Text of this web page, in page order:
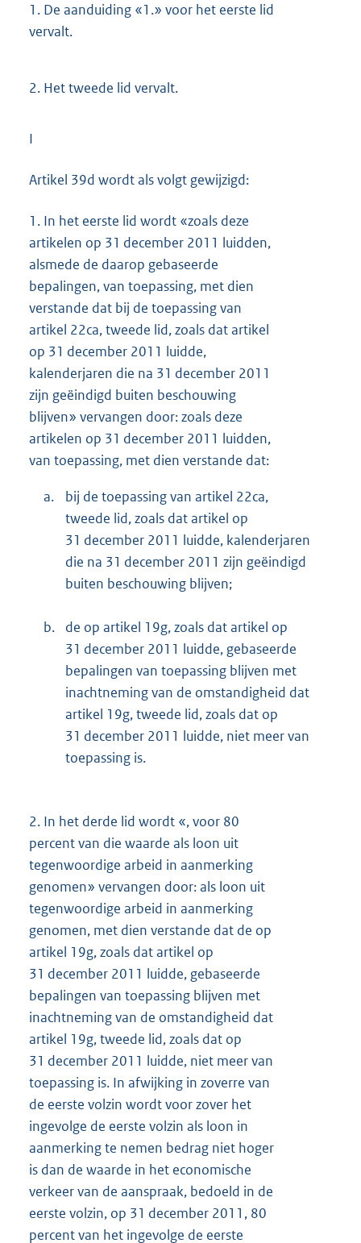
1. De aanduiding «1.» voor het eerste lid
vervalt.
2. Het tweede lid vervalt.
I
Artikel 39d wordt als volgt gewijzigd:
1. In het eerste lid wordt «zoals deze
artikelen op 31 december 2011 luidden,
alsmede de daarop gebaseerde
bepalingen, van toepassing, met dien
verstande dat bij de toepassing van
artikel 22ca, tweede lid, zoals dat artikel
op 31 december 2011 luidde,
kalenderjaren die na 31 december 2011
zijn geëindigd buiten beschouwing
blijven» vervangen door: zoals deze
artikelen op 31 december 2011 luidden,
van toepassing, met dien verstande dat:
a.
bij de toepassing van artikel 22ca,
tweede lid, zoals dat artikel op
31 december 2011 luidde, kalenderjaren
die na 31 december 2011 zijn geëindigd
buiten beschouwing blijven;
b.
de op artikel 19g, zoals dat artikel op
31 december 2011 luidde, gebaseerde
bepalingen van toepassing blijven met
inachtneming van de omstandigheid dat
artikel 19g, tweede lid, zoals dat op
31 december 2011 luidde, niet meer van
toepassing is.
2. In het derde lid wordt «, voor 80
percent van die waarde als loon uit
tegenwoordige arbeid in aanmerking
genomen» vervangen door: als loon uit
tegenwoordige arbeid in aanmerking
genomen, met dien verstande dat de op
artikel 19g, zoals dat artikel op
31 december 2011 luidde, gebaseerde
bepalingen van toepassing blijven met
inachtneming van de omstandigheid dat
artikel 19g, tweede lid, zoals dat op
31 december 2011 luidde, niet meer van
toepassing is. In afwijking in zoverre van
de eerste volzin wordt voor zover het
ingevolge de eerste volzin als loon in
aanmerking te nemen bedrag niet hoger
is dan de waarde in het economische
verkeer van de aanspraak, bedoeld in de
eerste volzin, op 31 december 2011, 80
percent van het ingevolge de eerste